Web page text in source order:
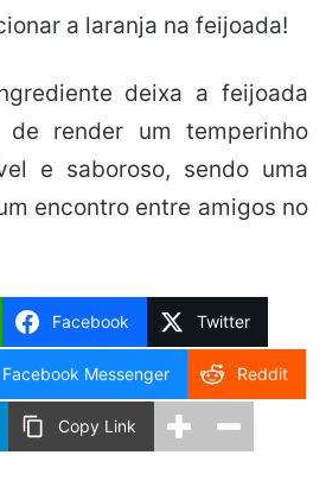
a laranja na feijoada!
deixa a feijoada
render um temperinho
e saboroso, sendo uma
encontro entre amigos no
Facebook Twitter
Facebook Messenger Reddit
Copy Link